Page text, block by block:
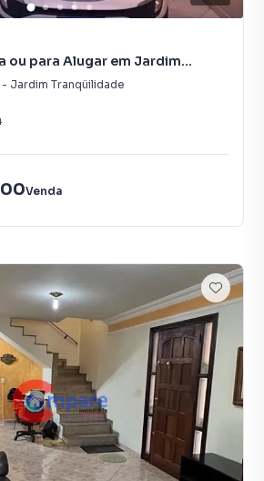
ou para Alugar em Jardim
- Jardim Tranqüilidade
Venda